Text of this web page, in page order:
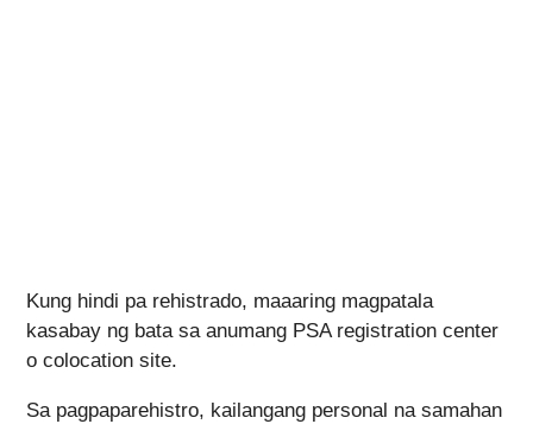
Kung hindi pa rehistrado, maaaring magpatala
kasabay ng bata sa anumang PSA registration center
o colocation site.
Sa pagpaparehistro, kailangang personal na samahan